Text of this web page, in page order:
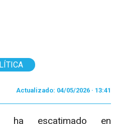
Actualizado: 04/05/2026 · 13:41
ha escatimado en